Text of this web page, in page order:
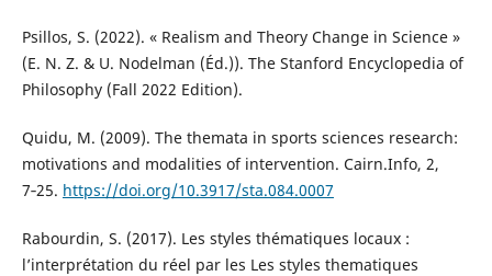
Psillos, S. (2022). « Realism and Theory Change in Science »
(E. N. Z. & U. Nodelman (Éd.)). The Stanford Encyclopedia of
Philosophy (Fall 2022 Edition).
Quidu, M. (2009). The themata in sports sciences research:
motivations and modalities of intervention. Cairn.Info, 2,
7‑25. https://doi.org/10.3917/sta.084.0007
Rabourdin, S. (2017). Les styles thématiques locaux :
l’interprétation du réel par les Les styles thematiques